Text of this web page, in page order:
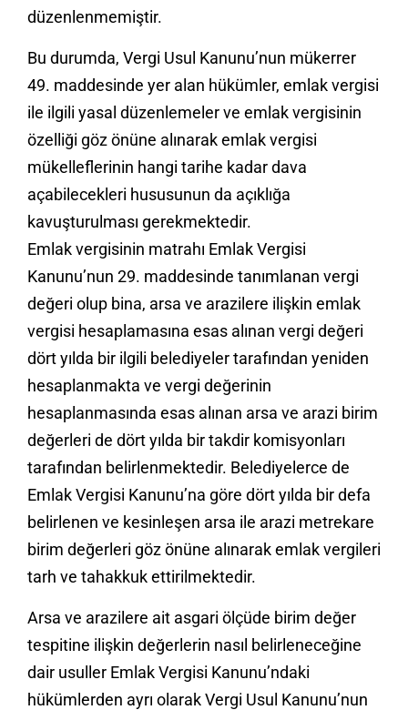
düzenlenmemiştir.
Bu durumda, Vergi Usul Kanunu’nun mükerrer
49. maddesinde yer alan hükümler, emlak vergisi
ile ilgili yasal düzenlemeler ve emlak vergisinin
özelliği göz önüne alınarak emlak vergisi
mükelleflerinin hangi tarihe kadar dava
açabilecekleri hususunun da açıklığa
kavuşturulması gerekmektedir.
Emlak vergisinin matrahı Emlak Vergisi
Kanunu’nun 29. maddesinde tanımlanan vergi
değeri olup bina, arsa ve arazilere ilişkin emlak
vergisi hesaplamasına esas alınan vergi değeri
dört yılda bir ilgili belediyeler tarafından yeniden
hesaplanmakta ve vergi değerinin
hesaplanmasında esas alınan arsa ve arazi birim
değerleri de dört yılda bir takdir komisyonları
tarafından belirlenmektedir. Belediyelerce de
Emlak Vergisi Kanunu’na göre dört yılda bir defa
belirlenen ve kesinleşen arsa ile arazi metrekare
birim değerleri göz önüne alınarak emlak vergileri
tarh ve tahakkuk ettirilmektedir.
Arsa ve arazilere ait asgari ölçüde birim değer
tespitine ilişkin değerlerin nasıl belirleneceğine
dair usuller Emlak Vergisi Kanunu’ndaki
hükümlerden ayrı olarak Vergi Usul Kanunu’nun